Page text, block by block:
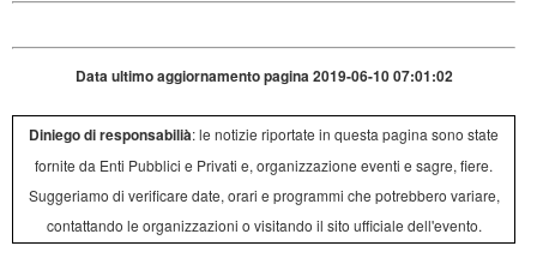
Data ultimo aggiornamento pagina 2019-06-10 07:01:02
Diniego di responsabilià: le notizie riportate in questa pagina sono state
fornite da Enti Pubblici e Privati e, organizzazione eventi e sagre, fiere.
Suggeriamo di verificare date, orari e programmi che potrebbero variare,
contattando le organizzazioni o visitando il sito ufficiale dell'evento.